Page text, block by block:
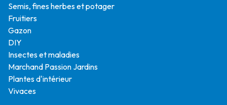
Semis, fines herbes et potager
Fruitiers
Gazon
DIY
Insectes et maladies
Marchand Passion Jardins
Plantes d'intérieur
Vivaces